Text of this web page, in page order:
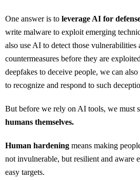
One answer is to leverage AI for
write malware to exploit emerging
also use AI to detect those vulnerabilities
countermeasures before they are
deepfakes to deceive people, we can
to recognize and respond to such
But before we rely on AI tools, we must
humans themselves.
Human hardening means making
not invulnerable, but resilient and aware
easy targets.